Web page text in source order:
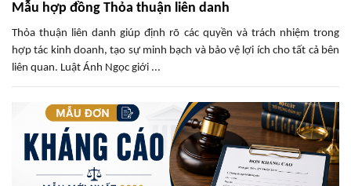
Mẫu hợp đồng Thỏa thuận liên danh
Thỏa thuận liên danh giúp định rõ các quyền và trách nhiệm trong
hợp tác kinh doanh, tạo sự minh bạch và bảo vệ lợi ích cho tất cả bên
liên quan. Luật Ánh Ngọc giới ...